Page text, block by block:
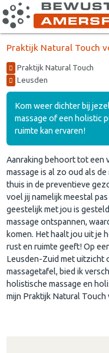
Praktijk Natural Touch
Praktijk Natural Touch
Leusden
Kom weer dichter bij
massage of een holistic
ruimte kan ervaren!
Aanraking behoort tot een
massage is al zo oud als
thuis in de preventieve
voel jij namelijk meestal
geestelijk met jou is
massage ontspannen,
komen. Het haalt jou uit je
rust en ruimte geeft! Op
Leusden-Zuid met uitzicht
massagetafel, bied ik
holistische massage en
mijn Praktijk Natural